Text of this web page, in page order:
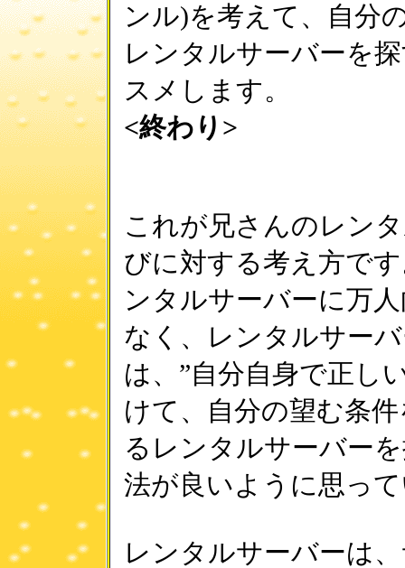
ンル)を考えて、自分
レンタルサーバーを
スメします。
<終わり>
これが兄さんのレン
びに対する考え方で
ンタルサーバーに万
なく、レンタルサー
は、”自分自身で正し
けて、自分の望む条
るレンタルサーバー
法が良いように思っ
レンタルサーバーは